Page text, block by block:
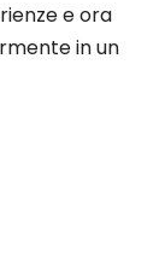
e ora
in un